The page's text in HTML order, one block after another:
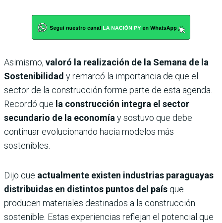
Asimismo, valoró la realización de la Semana de la
Sostenibilidad y remarcó la importancia de que el
sector de la construcción forme parte de esta agenda.
Recordó que la construcción integra el sector
secundario de la economíay sostuvo que debe
continuar evolucionando hacia modelos más
sostenibles.
Dijo que actualmente existen industrias paraguayas
distribuidas en distintos puntos del país que
producen materiales destinados a la construcción
sostenible. Estas experiencias reflejan el potencial que